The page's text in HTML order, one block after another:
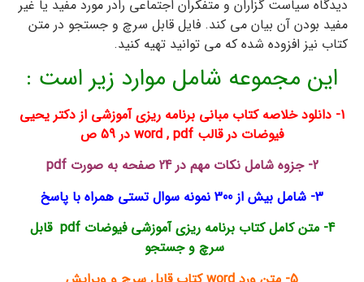
دیدگاه سیاست گزاران و متفکران اجتماعی رادر مورد مفید یا غیر
مفید بودن آن بیان می کند. فایل قابل سرچ و جستجو در متن
کتاب نیز افزوده شده که می توانید تهیه کنید.
این مجموعه شامل موارد زیر است :
1- دانلود خلاصه کتاب مبانی برنامه ریزی آموزشی از دکتر یحیی
فیوضات در قالب word , pdf در 59 ص
2- جزوه شامل نکات مهم در 24 صفحه به صورت pdf
3- شامل بیش از 300 نمونه سوال تستی همراه با پاسخ
4- متن کامل کتاب برنامه ریزی آموزشی فیوضات pdf قابل
سرچ و جستجو